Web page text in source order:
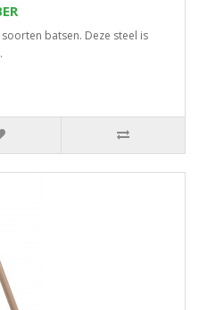
batsen. Deze steel is